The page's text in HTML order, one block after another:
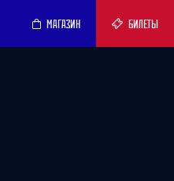
МАГАЗИН БИЛЕТЫ